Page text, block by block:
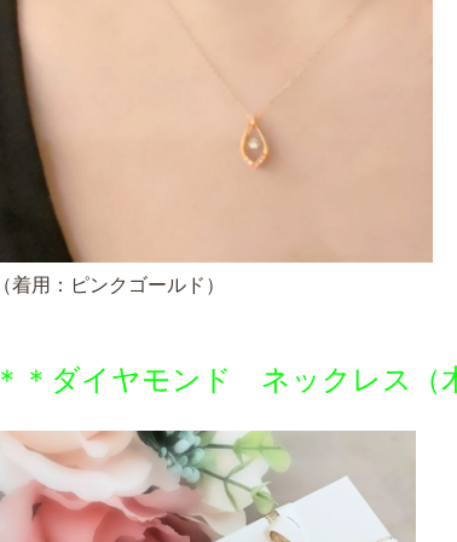
（着用：ピンクゴールド）
＊＊ダイヤモンド ネックレス（